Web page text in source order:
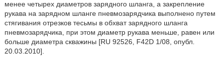
менее четырех диаметров зарядного шланга, а закрепление
рукава на зарядном шланге пневмозарядчика выполнено путем
стягивания отрезков тесьмы в обхват зарядного шланга
пневмозарядчика, при этом диаметр рукава меньше, равен или
больше диаметра скважины [RU 92526, F42D 1/08, опубл.
20.03.2010].